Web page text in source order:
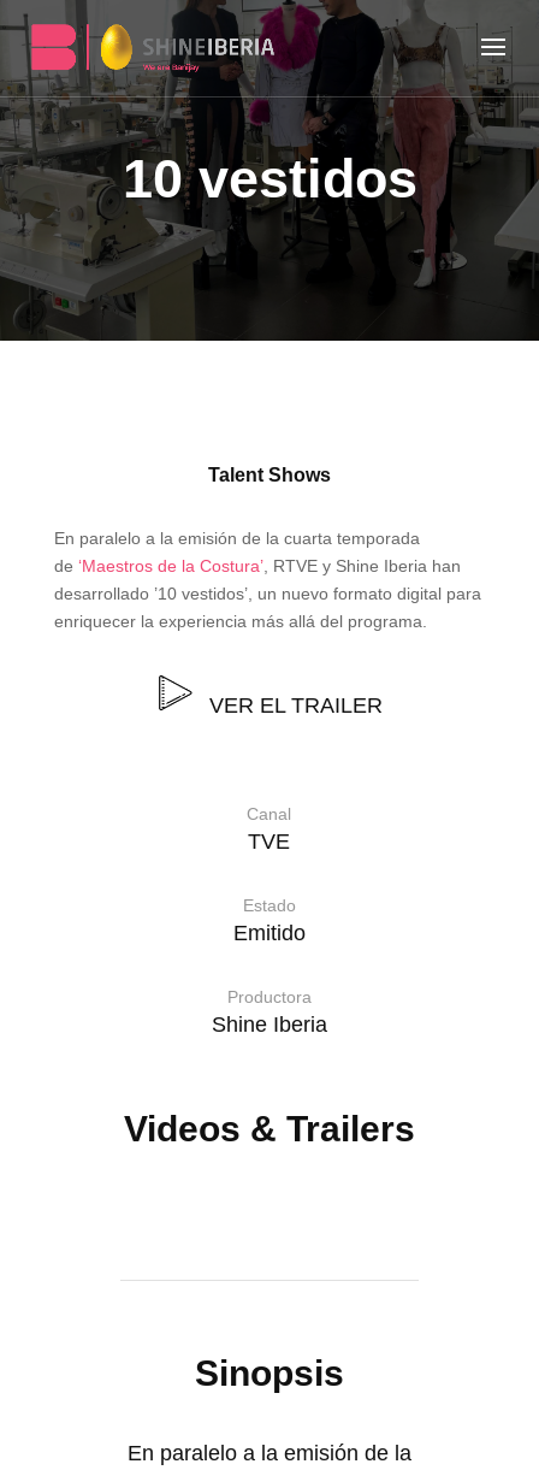
10 vestidos
Talent Shows
En paralelo a la emisión de la cuarta temporada
de ‘Maestros de la Costura’, RTVE y Shine Iberia han
desarrollado ’10 vestidos’, un nuevo formato digital para
enriquecer la experiencia más allá del programa.
VER EL TRAILER
Canal
TVE
Estado
Emitido
Productora
Shine Iberia
Videos & Trailers
Sinopsis
En paralelo a la emisión de la